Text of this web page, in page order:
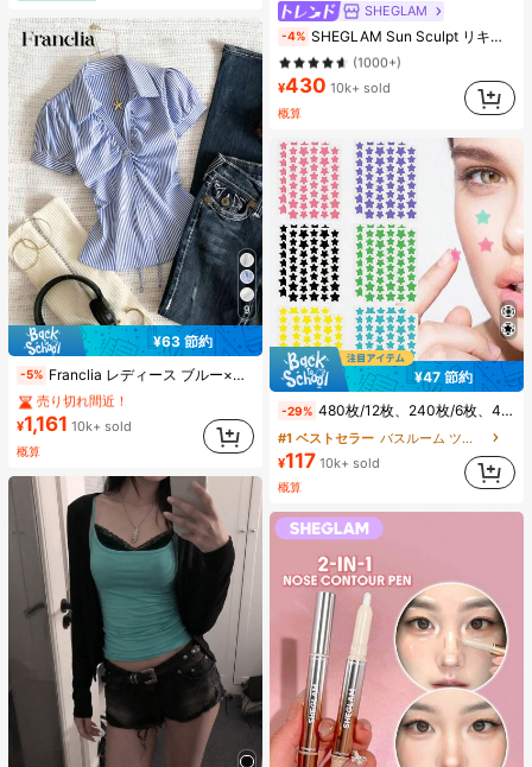
9
¥63 節約
-5% Franclia レディース ブルー×ホワイト ストライプ ボタン付きシャーリング Vネックシャツ 夏向け エフォートレスシック ブラウス 通学・新学期向け 春カジュアル
#1 ベストセラー
に ファブリック 柔らかなオフィスブラウス
売り切れ間近！
(1000+)
#1 ベストセラー
売り切れ間近！
#1 ベストセラー
売り切れ間近！
#1 ベストセラー
に ファブリック 柔らかなオフィスブラウス
(1000+)
¥1,161 10k+ sold
概算
SHEGLAM
-4% SHEGLAM Sun Sculpt リキッドコンター-Soft Tan ノーズシャドウ シェーディング 女性と女の子のためのブランドビューティーコスメメイクアップ
#2 ベストセラー
(1000+)
#2 ベストセラー
(1000+)
#2 ベストセラー
(1000+)
#2 ベストセラー
ナチュラル コントゥア＆ブロンザー
¥430 10k+ sold
概算
¥47 節約
-29% 480枚/12枚、240枚/6枚、40枚/1枚、フェイススターシール、ハロウィン装飾シール、クリスマス装飾シール、ペンタグラムシール、カラフルな装飾シール、パーティー・ホリデー写真装飾用、フェイス装飾シール、パーティー装飾シール、ルームデコレーション、バニティ、寝室、旅行、旅行必需品、装飾アクセサリー、経済的で実用的、ストッキングスタッファー、メイクアップツール、手頃な商品、ギフト、ノベルティ、女性向けギフト、クリスマスギフト、エステティック
#1 ベストセラー
バスルーム ツールアクセサリ
¥117 10k+ sold
概算